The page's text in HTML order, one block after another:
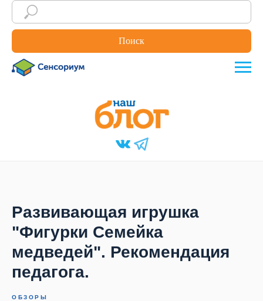
Поиск
Развивающая игрушка
"Фигурки Семейка
медведей". Рекомендация
педагога.
ОБЗОРЫ